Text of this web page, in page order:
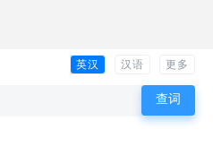
英汉 汉语 更多